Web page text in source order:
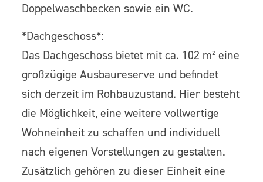
Doppelwaschbecken sowie ein WC.
*Dachgeschoss*:
Das Dachgeschoss bietet mit ca. 102 m² eine
großzügige Ausbaureserve und befindet
sich derzeit im Rohbauzustand. Hier besteht
die Möglichkeit, eine weitere vollwertige
Wohneinheit zu schaffen und individuell
nach eigenen Vorstellungen zu gestalten.
Zusätzlich gehören zu dieser Einheit eine